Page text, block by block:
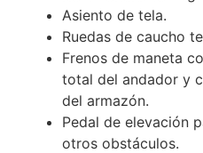
Asiento de tela.
Ruedas de caucho
Frenos de maneta
total del andador y
del armazón.
Pedal de elevación
otros obstáculos.